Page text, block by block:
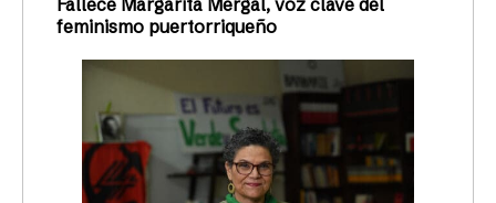
Fallece Margarita Mergal, voz clave del
feminismo puertorriqueño